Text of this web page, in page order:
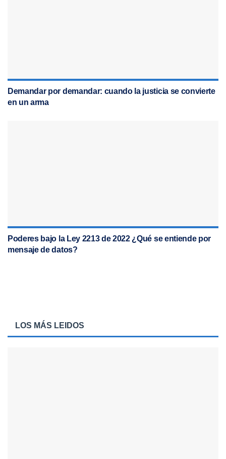
Demandar por demandar: cuando la justicia se convierte
en un arma
Poderes bajo la Ley 2213 de 2022 ¿Qué se entiende por
mensaje de datos?
LOS MÁS LEIDOS